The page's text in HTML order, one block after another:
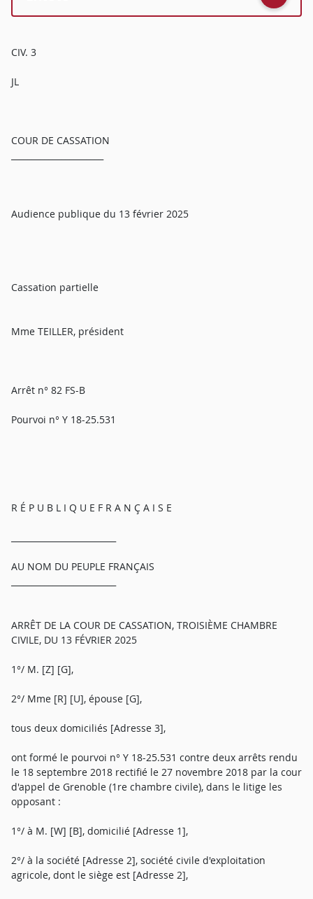
CIV. 3
JL
COUR DE CASSATION
Audience publique du 13 février 2025
Cassation partielle
Mme TEILLER, président
Arrêt n° 82 FS-B
Pourvoi n° Y 18-25.531
R É P U B L I Q U E F R A N Ç A I S E
AU NOM DU PEUPLE FRANÇAIS
ARRÊT DE LA COUR DE CASSATION, TROISIÈME CHAMBRE
CIVILE, DU 13 FÉVRIER 2025
1°/ M. [Z] [G],
2°/ Mme [R] [U], épouse [G],
tous deux domiciliés [Adresse 3],
ont formé le pourvoi n° Y 18-25.531 contre deux arrêts rendu
le 18 septembre 2018 rectifié le 27 novembre 2018 par la cour
d'appel de Grenoble (1re chambre civile), dans le litige les
opposant :
1°/ à M. [W] [B], domicilié [Adresse 1],
2°/ à la société [Adresse 2], société civile d'exploitation
agricole, dont le siège est [Adresse 2],